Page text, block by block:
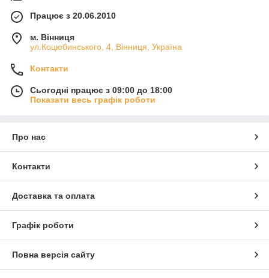
Працює з 20.06.2010
м. Вінниця
ул.Коцюбинського, 4, Вінниця, Україна
Контакти
Сьогодні працює з 09:00 до 18:00
Показати весь графік роботи
Про нас
Контакти
Доставка та оплата
Графік роботи
Повна версія сайту